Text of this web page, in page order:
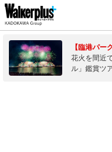
【臨港パー
花火を間近
ル」鑑賞ツ